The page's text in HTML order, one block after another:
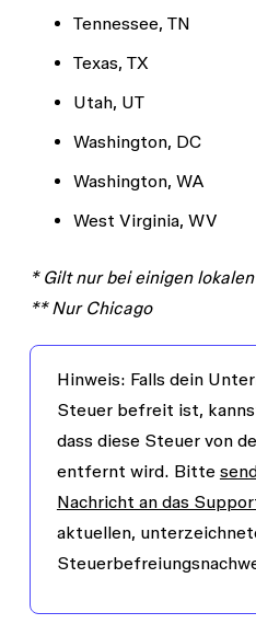
Tennessee, TN
Texas, TX
Utah, UT
Washington, DC
Washington, WA
West Virginia, WV
* Gilt nur bei einigen
** Nur Chicago
Hinweis: Falls dein
Steuer befreit ist,
dass diese Steuer von
entfernt wird. Bitte
Nachricht an das
aktuellen,